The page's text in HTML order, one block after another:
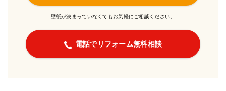
壁紙が決まっていなくてもお気軽にご相談ください。
電話でリフォーム無料相談